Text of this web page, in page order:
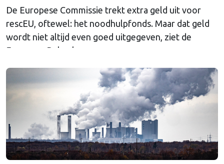
De Europese Commissie trekt extra geld uit voor
rescEU, oftewel: het noodhulpfonds. Maar dat geld
wordt niet altijd even goed uitgegeven, ziet de
Europese Rekenkamer.